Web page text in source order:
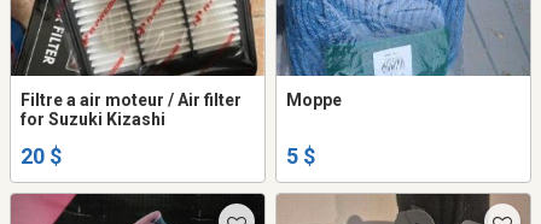
Filtre a air moteur / Air filter
for Suzuki Kizashi
20 $
Moppe
5 $